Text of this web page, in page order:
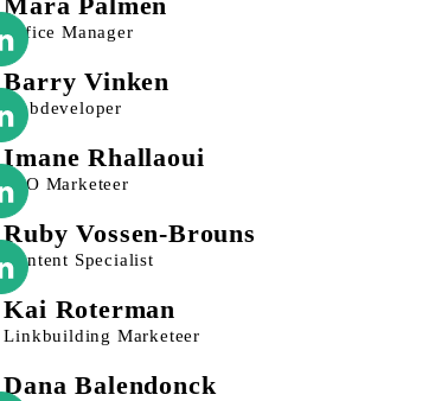
Office Manager
Barry Vinken
Webdeveloper
Imane Rhallaoui
SEO Marketeer
Ruby Vossen-Brouns
Content Specialist
Kai Roterman
Linkbuilding Marketeer
Dana Balendonck